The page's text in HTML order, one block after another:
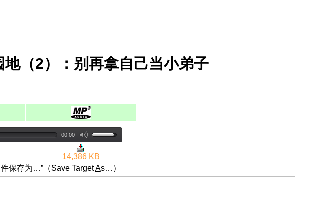
地（2）：别再拿自己当小弟子
00:00
14,386 KB
保存为…”（Save TargetAs…）